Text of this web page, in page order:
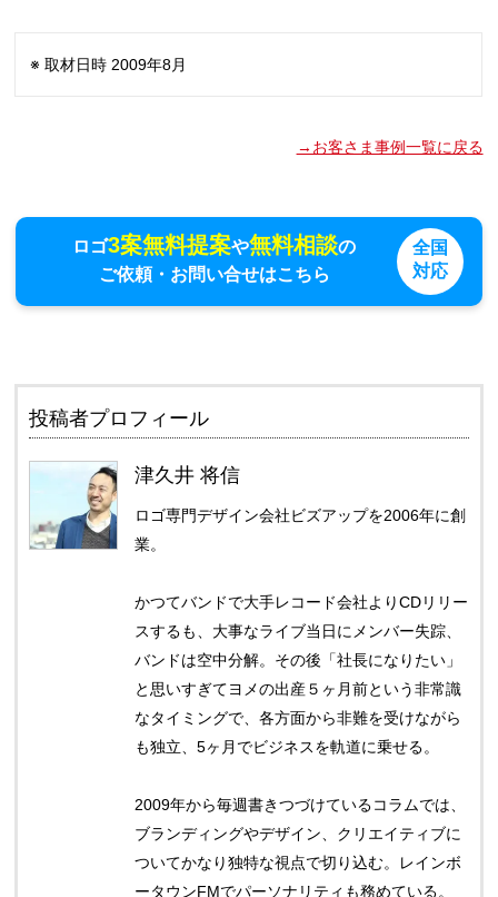
※ 取材日時 2009年8月
→お客さま事例一覧に戻る
ロゴ3案無料提案や無料相談の
ご依頼・お問い合せはこちら
全国
対応
投稿者プロフィール
津久井 将信
ロゴ専門デザイン会社ビズアップを2006年に創
業。
かつてバンドで大手レコード会社よりCDリリー
スするも、大事なライブ当日にメンバー失踪、
バンドは空中分解。その後「社長になりたい」
と思いすぎてヨメの出産５ヶ月前という非常識
なタイミングで、各方面から非難を受けながら
も独立、5ヶ月でビジネスを軌道に乗せる。
2009年から毎週書きつづけているコラムでは、
ブランディングやデザイン、クリエイティブに
ついてかなり独特な視点で切り込む。レインボ
ータウンFMでパーソナリティも務めている。